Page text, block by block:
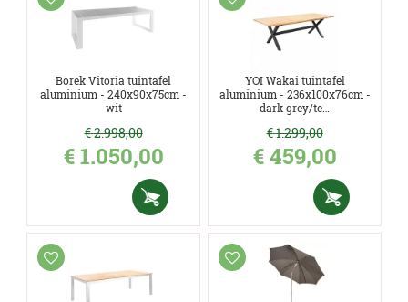
Borek Vitoria tuintafel
aluminium - 240x90x75cm -
wit
€2.998,00
€ 1.050,00
YOI Wakai tuintafel
aluminium - 236x100x76cm -
dark grey/te…
€1.299,00
€ 459,00